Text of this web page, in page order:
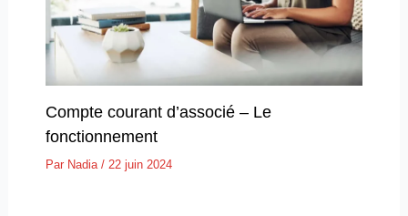
Compte courant d’associé – Le
fonctionnement
Par Nadia / 22 juin 2024